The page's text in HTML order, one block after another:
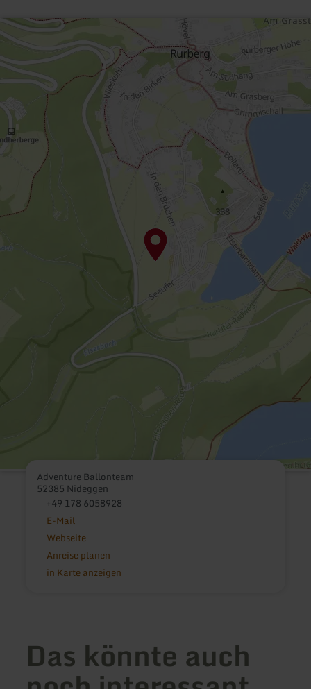
Adventure Ballonteam
52385 Nideggen
+49 178 6058928
E-Mail
Webseite
Anreise planen
in Karte anzeigen
Das könnte auch